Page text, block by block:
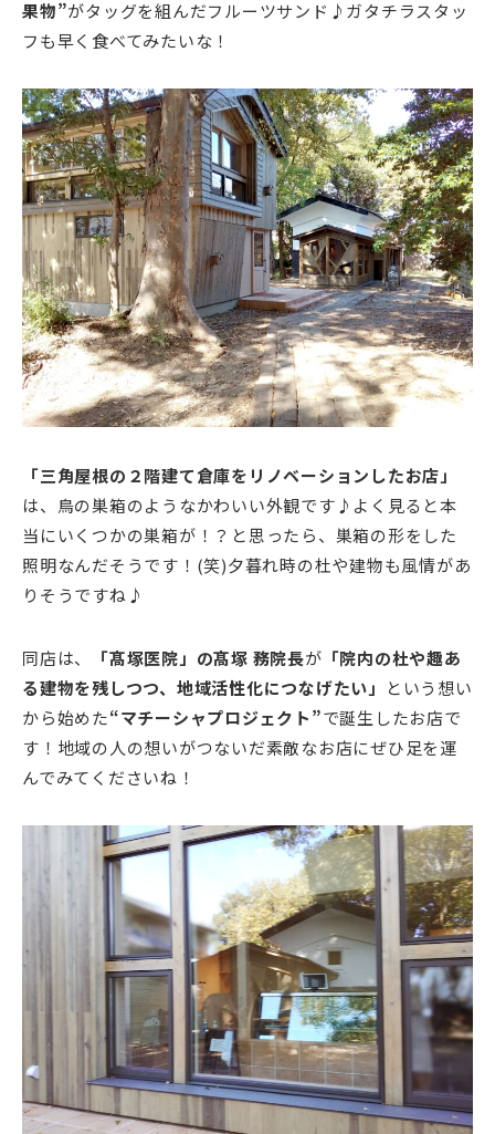
果物”がタッグを組んだフルーツサンド♪ガタチラスタッ
フも早く食べてみたいな！
「三角屋根の２階建て倉庫をリノベーションしたお店」
は、鳥の巣箱のようなかわいい外観です♪よく見ると本
当にいくつかの巣箱が！？と思ったら、巣箱の形をした
照明なんだそうです！(笑)夕暮れ時の杜や建物も風情があ
りそうですね♪
同店は、 「髙塚医院」の髙塚 務院長が 「院内の杜や趣あ
る建物を残しつつ、地域活性化につなげたい」
という想い
から始めた“マチーシャプロジェクト”で誕生したお店で
す！地域の人の想いがつないだ素敵なお店にぜひ足を運
んでみてくださいね！